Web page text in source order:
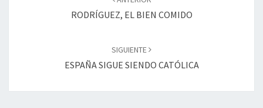
RODRÍGUEZ, EL BIEN COMIDO
SIGUIENTE
ESPAÑA SIGUE SIENDO CATÓLICA